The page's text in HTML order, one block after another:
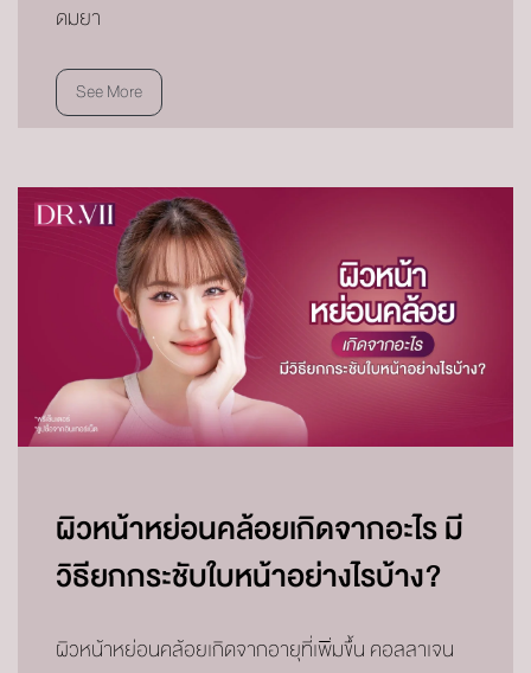
ดมยา
See More
ผิวหน้าหย่อนคล้อยเกิดจากอะไร มี
วิธียกกระชับใบหน้าอย่างไรบ้าง?
ผิวหน้าหย่อนคล้อยเกิดจากอายุที่เพิ่มขึ้น คอลลาเจน